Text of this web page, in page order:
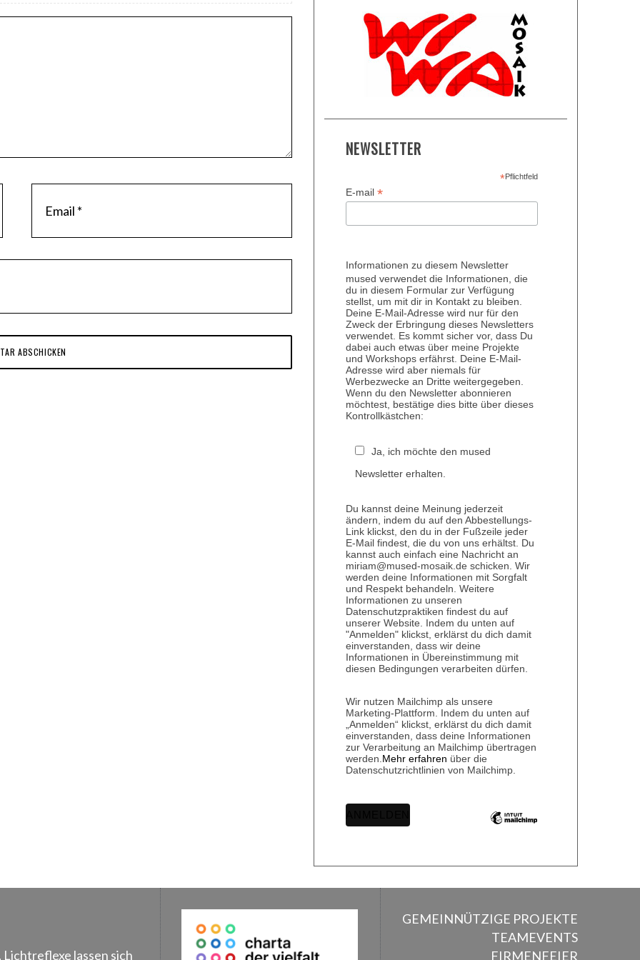
NEWSLETTER
*Pflichtfeld
E-mail *
Informationen zu diesem Newsletter
mused verwendet die Informationen, die
du in diesem Formular zur Verfügung
stellst, um mit dir in Kontakt zu bleiben.
Deine E-Mail-Adresse wird nur für den
Zweck der Erbringung dieses Newsletters
verwendet. Es kommt sicher vor, dass Du
dabei auch etwas über meine Projekte
und Workshops erfährst. Deine E-Mail-
Adresse wird aber niemals für
Werbezwecke an Dritte weitergegeben.
Wenn du den Newsletter abonnieren
möchtest, bestätige dies bitte über dieses
Kontrollkästchen:
Ja, ich möchte den mused
Newsletter erhalten.
Du kannst deine Meinung jederzeit
ändern, indem du auf den Abbestellungs-
Link klickst, den du in der Fußzeile jeder
E-Mail findest, die du von uns erhältst. Du
kannst auch einfach eine Nachricht an
miriam@mused-mosaik.de schicken. Wir
werden deine Informationen mit Sorgfalt
und Respekt behandeln. Weitere
Informationen zu unseren
Datenschutzpraktiken findest du auf
unserer Website. Indem du unten auf
"Anmelden" klickst, erklärst du dich damit
einverstanden, dass wir deine
Informationen in Übereinstimmung mit
diesen Bedingungen verarbeiten dürfen.
Wir nutzen Mailchimp als unsere
Marketing-Plattform. Indem du unten auf
„Anmelden“ klickst, erklärst du dich damit
einverstanden, dass deine Informationen
zur Verarbeitung an Mailchimp übertragen
werden.Mehr erfahren über die
Datenschutzrichtlinien von Mailchimp.
lassen sich
GEMEINNÜTZIGE PROJEKTE
TEAMEVENTS
FIRMENFEIER